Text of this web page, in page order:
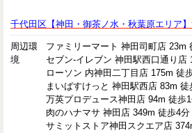
千代田区【神田・御茶ノ水・秋葉原エリア
周辺環
境
ファミリーマート 神田司町店 23m
セブン-イレブン 神田駅西口通り店
ローソン 内神田二丁目店 175m 徒
まいばすけっと 神田駅西店 83m 徒
万英プロデュース神田店 94m 徒歩
肉のハナマサ 神田店 349m 徒歩4分
サミットストア神田スクエア店